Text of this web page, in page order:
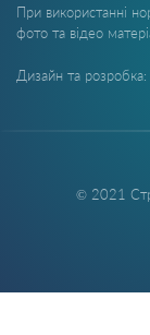
При використанні
фото та відео
Дизайн та розробка:
© 2021